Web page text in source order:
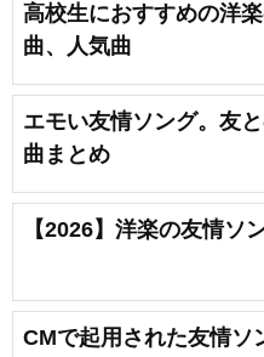
高校生におすすめの洋
曲、人気曲
エモい友情ソング。友
曲まとめ
【2026】洋楽の友情ソ
CMで起用された友情ソ